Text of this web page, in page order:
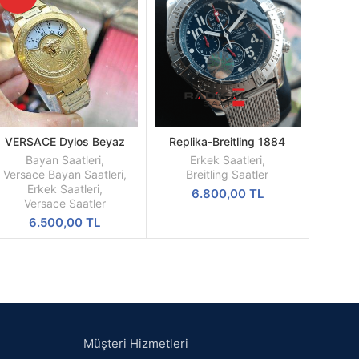
SEPETE
EKLE
VERSACE Dylos Beyaz
Kadran Sarı Kasa
Bayan Saatleri,
Versace Bayan Saatleri,
Erkek Saatleri,
Versace Saatler
6.500,00TL
SEPETE
EKLE
Replika-Breitling 1884
Chronometre Hasır Kordon
Quartz Mekanizma
Erkek Saatleri,
Breitling Saatler
6.800,00 TL
Müşteri Hizmetleri